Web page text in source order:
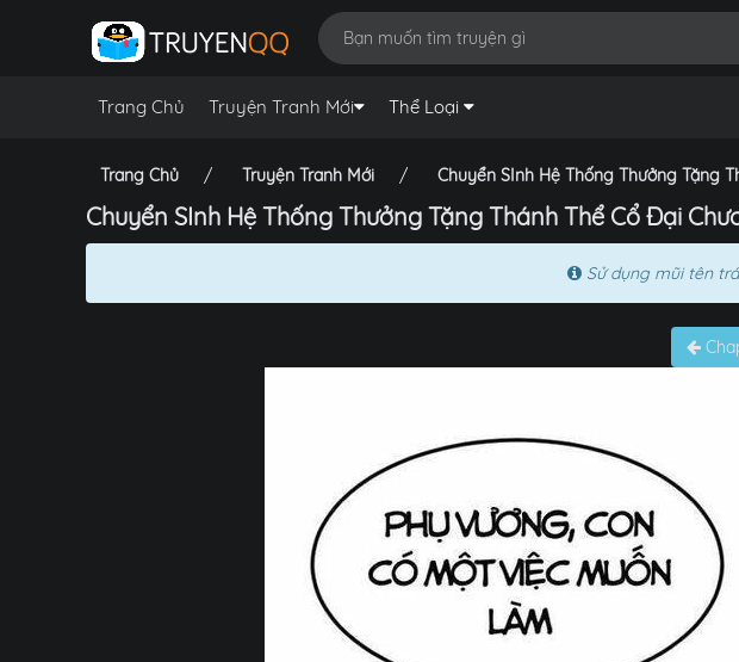
Trang Chủ Truyện Tranh Mới Thể Loại
Trang Chủ Truyện Tranh Mới Chuyển SInh Hệ Thống Thưởng Tặng
Chuyển SInh Hệ Thống Thưởng Tặng Thánh Thể Cổ Đại
Sử dụng mũi tên